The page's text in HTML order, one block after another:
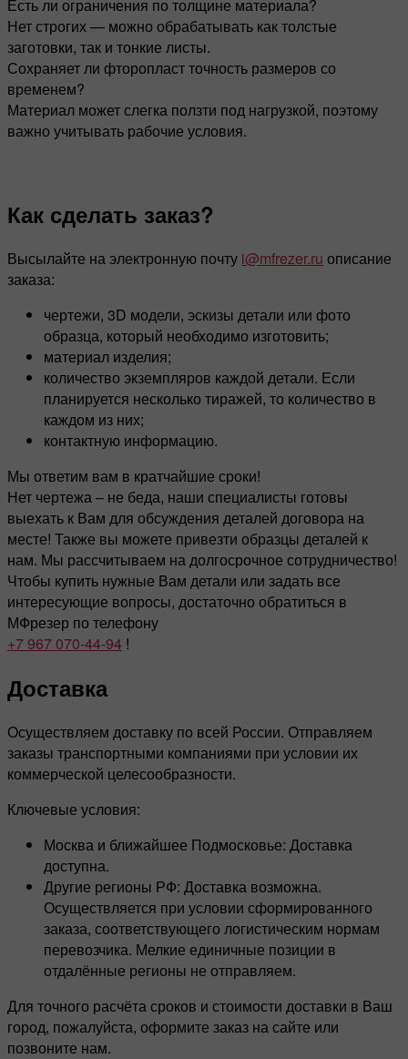
Есть ли ограничения по толщине материала?
Нет строгих — можно обрабатывать как толстые
заготовки, так и тонкие листы.
Сохраняет ли фторопласт точность размеров со
временем?
Материал может слегка ползти под нагрузкой, поэтому
важно учитывать рабочие условия.
Как сделать заказ?
Высылайте на электронную почту i@mfrezer.ru описание
заказа:
чертежи, 3D модели, эскизы детали или фото
образца, который необходимо изготовить;
материал изделия;
количество экземпляров каждой детали. Если
планируется несколько тиражей, то количество в
каждом из них;
контактную информацию.
Мы ответим вам в кратчайшие сроки!
Нет чертежа – не беда, наши специалисты готовы
выехать к Вам для обсуждения деталей договора на
месте! Также вы можете привезти образцы деталей к
нам. Мы рассчитываем на долгосрочное сотрудничество!
Чтобы купить нужные Вам детали или задать все
интересующие вопросы, достаточно обратиться в
МФрезер по телефону
+7 967 070-44-94 !
Доставка
Осуществляем доставку по всей России. Отправляем
заказы транспортными компаниями при условии их
коммерческой целесообразности.
Ключевые условия:
Москва и ближайшее Подмосковье: Доставка
доступна.
Другие регионы РФ: Доставка возможна.
Осуществляется при условии сформированного
заказа, соответствующего логистическим нормам
перевозчика. Мелкие единичные позиции в
отдалённые регионы не отправляем.
Для точного расчёта сроков и стоимости доставки в Ваш
город, пожалуйста, оформите заказ на сайте или
позвоните нам.